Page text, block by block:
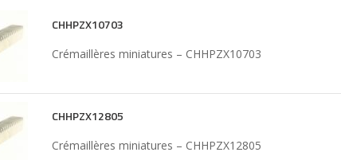
CHHPZX10703
Crémaillères miniatures – CHHPZX10703
CHHPZX12805
Crémaillères miniatures – CHHPZX12805